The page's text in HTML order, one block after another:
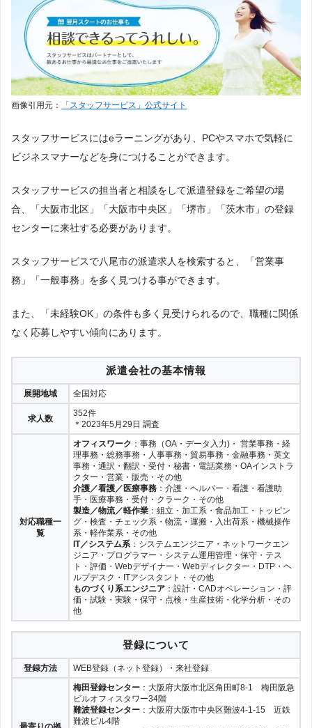
画像引用元： 「スタッフサービス」公式サイト
スタッフサービスにはeラーニングがあり、PCやスマホで気軽に
ビジネスマナーなどを身につけることができます。
スタッフサービスの担当者と相談をして派遣登録をご希望の場
合、「大阪市北区」「大阪市中央区」「堺市」「茨木市」の登録
センターに来社する必要があります。
スタッフサービスで八尾市の派遣求人を検索すると、「営業事
務」「一般事務」を多く見つける事ができます。
また、「未経験OK」の条件も多く見受けられるので、職種に関係
なく応募しやすい傾向にあります。
派遣会社の基本情報
展開地域 全国対応
求人数
352件
＊2023年5月29日 調査
対応職種一
覧
オフィスワーク ：事務（OA・データ入力)・ 営業事務・経
理事務・総務事務・人事事務・貿易事務・金融事務・英文
事務・通訳・翻訳・受付・秘書・電話業務・OAインストラ
クター・営業・販売・その他
介護／看護／医療事務 ：介護・ヘルパー・看護・看護助
手・医療事務・受付・クラーク・その他
製造／物流／軽作業 ：組立・加工系・食品加工・トッピン
グ・検査・チェック系・物流・運搬・入出荷系・機械操作
系・軽作業系・その他
IT／システム系：システムエンジニア・ネットワークエン
ジニア・プログラマー・システム運用管理・保守・テス
ト・評価・Webデザイナー・Webディレクター・DTP・ヘ
ルプデスク・ITアシスタント・その他
ものづくり系エンジニア ：設計・CADオペレーション・評
価・試験・実験・保守・点検・生産技術・化学分析・その
他
登録について
登録方法 WEB登録（ネット登録）・来社登録
梅田登録センター ：大阪府大阪市北区角田町8-1 梅田阪急
ビルオフィスタワー34階
難波登録センター ：大阪府大阪市中央区難波4-1-15 近鉄
難波ビル4階